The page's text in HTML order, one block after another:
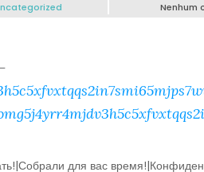
Nenhum
для вас